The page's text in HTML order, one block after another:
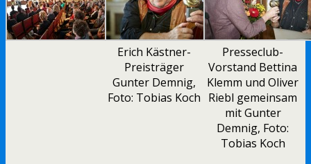
Erich Kästner-
Preisträger
Gunter Demnig,
Foto: Tobias Koch
Presseclub-
Vorstand Bettina
Klemm und Oliver
Riebl gemeinsam
mit Gunter
Demnig, Foto:
Tobias Koch